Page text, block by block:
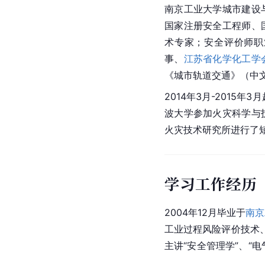
南京工业大学城市建设
国家注册安全工程师、
术专家；安全评价师
事、 江苏省化学化工学
《城市轨道交通》（
2014年3月-2015年3月
波大学参加火灾科学
火灾技术研究所进行了
学习工作经历
2004年12月毕业于南
工业过程风险评价技术
主讲“安全管理学”、“